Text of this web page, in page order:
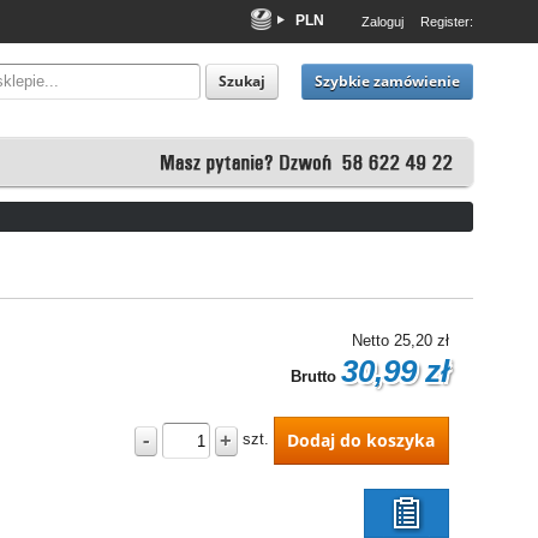
PLN
EUR
USD
Zaloguj Register:
Szukaj Szybkie zamówienie
Netto 25,20 zł
Brutto 30,99 zł
- + szt. Dodaj do koszyka